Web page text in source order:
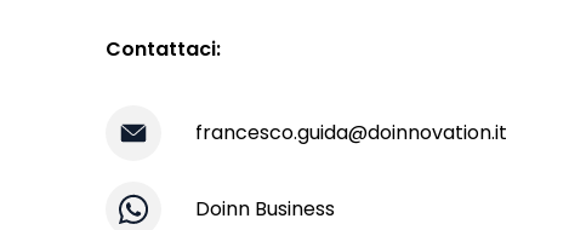
Contattaci:
francesco.guida@doinnovation.it
Doinn Business